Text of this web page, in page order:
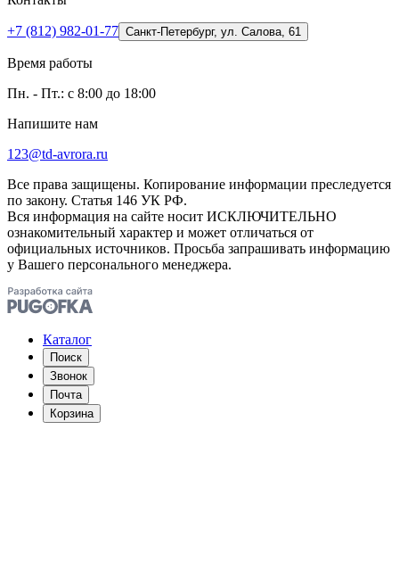
+7 (812) 982-01-77 Санкт-Петербург, ул. Салова, 61
Время работы
Пн. - Пт.: с 8:00 до 18:00
Напишите нам
123@td-avrora.ru
Все права защищены. Копирование информации преследуется
по закону. Статья 146 УК РФ.
Вся информация на сайте носит ИСКЛЮЧИТЕЛЬНО
ознакомительный характер и может отличаться от
официальных источников. Просьба запрашивать информацию
у Вашего персонального менеджера.
Каталог
Поиск
Звонок
Почта
Корзина